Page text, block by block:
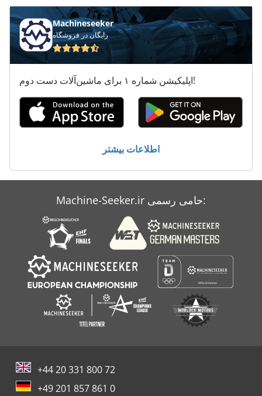
گشتاور آچار 3 4 اینچ
Machineseeker
رایگان در فروشگاه
اپلیکیشن شماره ۱ برای ماشین‌آلات دست دوم!
اطلاعات بیشتر
Machine-Seeker.ir حامی رسمی:
+44 20 331 800 72
+49 201 857 861 0